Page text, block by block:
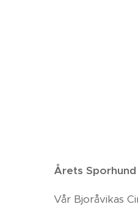
Årets Sporhund
Vår Bjoråvikas